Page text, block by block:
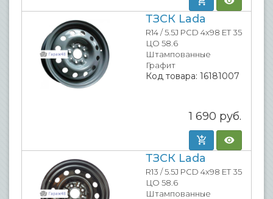
ТЗСК Lada
R14 / 5.5J PCD 4x98 ET 35
ЦО 58.6
Штампованные
Графит
Код товара: 16181007
1 690 руб.
ТЗСК Lada
R13 / 5.5J PCD 4x98 ET 35
ЦО 58.6
Штампованные